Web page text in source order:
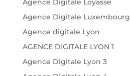
Agence Digitale Loyasse
Agence Digitale Luxembourg
Agence digitale Lyon
AGENCE DIGITALE LYON 1
Agence Digitale Lyon 3